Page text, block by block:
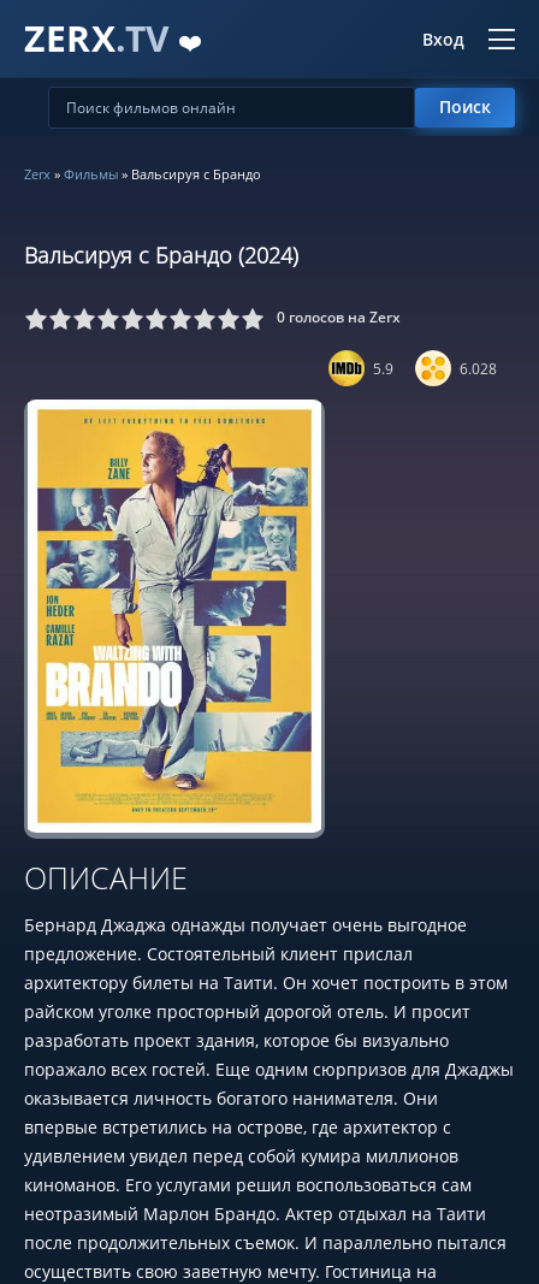
ZERX.TV ❤️ Вход
Поиск
Zerx » Фильмы » Вальсируя с Брандо
Вальсируя с Брандо (2024)
6 7 8 9 10 0 голосов на Zerx
5.9 6.028
ОПИСАНИЕ
Бернард Джаджа однажды получает очень выгодное
предложение. Состоятельный клиент прислал
архитектору билеты на Таити. Он хочет построить в этом
райском уголке просторный дорогой отель. И просит
разработать проект здания, которое бы визуально
поражало всех гостей. Еще одним сюрпризов для Джаджы
оказывается личность богатого нанимателя. Они
впервые встретились на острове, где архитектор с
удивлением увидел перед собой кумира миллионов
киноманов. Его услугами решил воспользоваться сам
неотразимый Марлон Брандо. Актер отдыхал на Таити
после продолжительных съемок. И параллельно пытался
осуществить свою заветную мечту. Гостиница на